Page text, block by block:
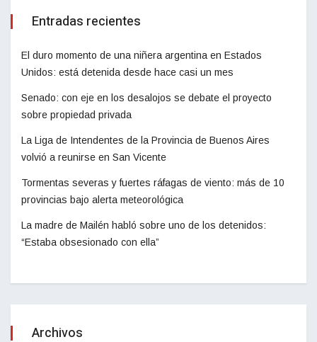
Entradas recientes
El duro momento de una niñera argentina en Estados
Unidos: está detenida desde hace casi un mes
Senado: con eje en los desalojos se debate el proyecto
sobre propiedad privada
La Liga de Intendentes de la Provincia de Buenos Aires
volvió a reunirse en San Vicente
Tormentas severas y fuertes ráfagas de viento: más de 10
provincias bajo alerta meteorológica
La madre de Mailén habló sobre uno de los detenidos:
“Estaba obsesionado con ella”
Archivos